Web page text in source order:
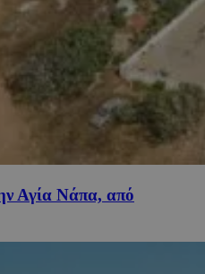
Αγία Νάπα, από